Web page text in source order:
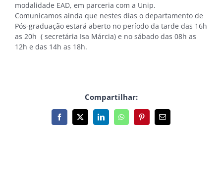
modalidade EAD, em parceria com a Unip.
Comunicamos ainda que nestes dias o departamento de
Pós-graduação estará aberto no período da tarde das 16h
as 20h ( secretária Isa Márcia) e no sábado das 08h as
12h e das 14h as 18h.
Compartilhar:
Facebook
X LinkedInWhatsAppPinterest
E-
mail